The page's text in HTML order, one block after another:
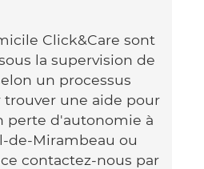
Click&Care sont
la supervision de
un processus
trouver une aide pour
perte d'autonomie à
de-Mirambeau ou
contactez-nous par